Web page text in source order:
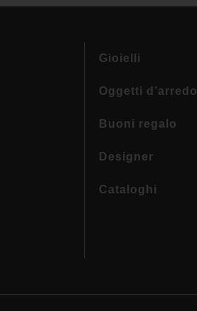
Gioielli
Oggetti d’arredo
Buoni regalo
Designer
Cataloghi